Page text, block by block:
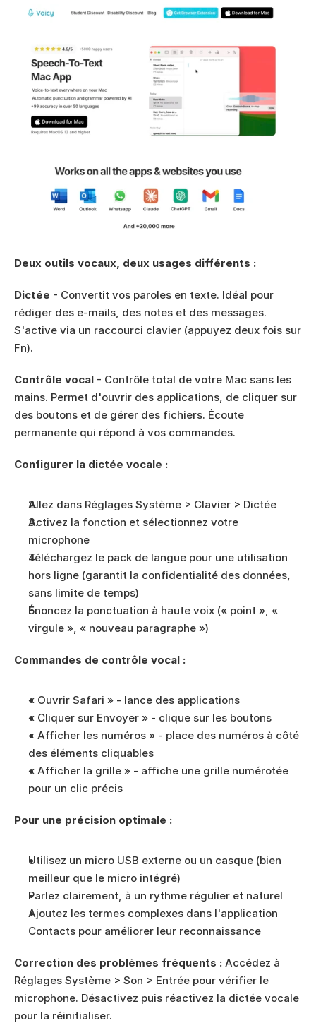
Deux outils vocaux, deux usages différents :
Dictée - Convertit vos paroles en texte. Idéal pour
rédiger des e-mails, des notes et des messages.
S'active via un raccourci clavier (appuyez deux fois sur
Fn).
Contrôle vocal - Contrôle total de votre Mac sans les
mains. Permet d'ouvrir des applications, de cliquer sur
des boutons et de gérer des fichiers. Écoute
permanente qui répond à vos commandes.
Configurer la dictée vocale :
Allez dans Réglages Système > Clavier > Dictée
Activez la fonction et sélectionnez votre
microphone
Téléchargez le pack de langue pour une utilisation
hors ligne (garantit la confidentialité des données,
sans limite de temps)
Énoncez la ponctuation à haute voix (« point », «
virgule », « nouveau paragraphe »)
Commandes de contrôle vocal :
« Ouvrir Safari » - lance des applications
« Cliquer sur Envoyer » - clique sur les boutons
« Afficher les numéros » - place des numéros à côté
des éléments cliquables
« Afficher la grille » - affiche une grille numérotée
pour un clic précis
Pour une précision optimale :
Utilisez un micro USB externe ou un casque (bien
meilleur que le micro intégré)
Parlez clairement, à un rythme régulier et naturel
Ajoutez les termes complexes dans l'application
Contacts pour améliorer leur reconnaissance
Correction des problèmes fréquents : Accédez à
Réglages Système > Son > Entrée pour vérifier le
microphone. Désactivez puis réactivez la dictée vocale
pour la réinitialiser.